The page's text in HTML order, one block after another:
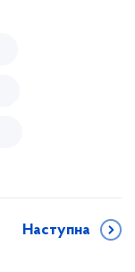
Наступна